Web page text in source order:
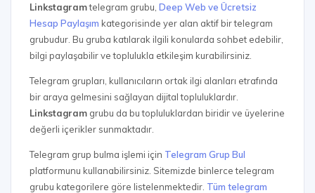
Linkstagramtelegram grubu, Deep Web ve Ücretsiz
Hesap Paylaşım kategorisinde yer alan aktif bir telegram
grubudur. Bu gruba katılarak ilgili konularda sohbet edebilir,
bilgi paylaşabilir ve toplulukla etkileşim kurabilirsiniz.
Telegram grupları, kullanıcıların ortak ilgi alanları etrafında
bir araya gelmesini sağlayan dijital topluluklardır.
Linkstagram grubu da bu topluluklardan biridir ve üyelerine
değerli içerikler sunmaktadır.
Telegram grup bulma işlemi için Telegram Grup Bul
platformunu kullanabilirsiniz. Sitemizde binlerce telegram
grubu kategorilere göre listelenmektedir. Tüm telegram